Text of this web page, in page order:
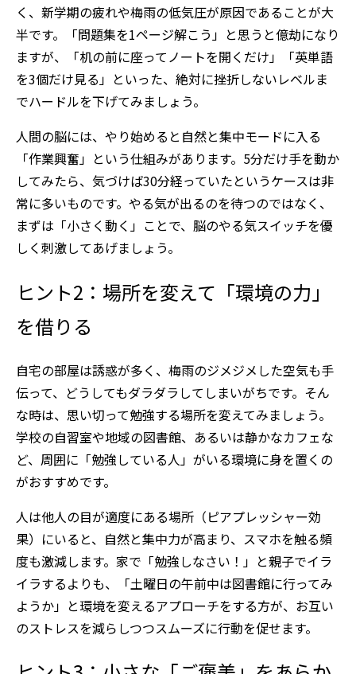
く、新学期の疲れや梅雨の低気圧が原因であることが大
半です。「問題集を1ページ解こう」と思うと億劫になり
ますが、「机の前に座ってノートを開くだけ」「英単語
を3個だけ見る」といった、絶対に挫折しないレベルま
でハードルを下げてみましょう。
人間の脳には、やり始めると自然と集中モードに入る
「作業興奮」という仕組みがあります。5分だけ手を動か
してみたら、気づけば30分経っていたというケースは非
常に多いものです。やる気が出るのを待つのではなく、
まずは「小さく動く」ことで、脳のやる気スイッチを優
しく刺激してあげましょう。
ヒント2：場所を変えて「環境の力」
を借りる
自宅の部屋は誘惑が多く、梅雨のジメジメした空気も手
伝って、どうしてもダラダラしてしまいがちです。そん
な時は、思い切って勉強する場所を変えてみましょう。
学校の自習室や地域の図書館、あるいは静かなカフェな
ど、周囲に「勉強している人」がいる環境に身を置くの
がおすすめです。
人は他人の目が適度にある場所（ピアプレッシャー効
果）にいると、自然と集中力が高まり、スマホを触る頻
度も激減します。家で「勉強しなさい！」と親子でイラ
イラするよりも、「土曜日の午前中は図書館に行ってみ
ようか」と環境を変えるアプローチをする方が、お互い
のストレスを減らしつつスムーズに行動を促せます。